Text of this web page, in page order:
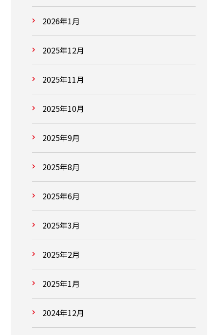
2026年1月
2025年12月
2025年11月
2025年10月
2025年9月
2025年8月
2025年6月
2025年3月
2025年2月
2025年1月
2024年12月